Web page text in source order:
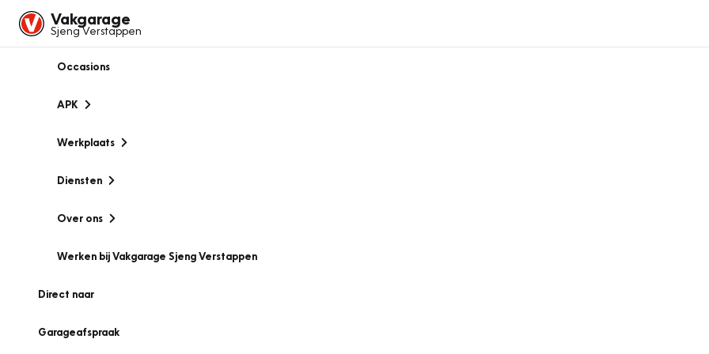
Vakgarage
Sjeng Verstappen
Occasions
APK
Werkplaats
Diensten
Over ons
Werken bij Vakgarage Sjeng Verstappen
Direct naar
Garageafspraak